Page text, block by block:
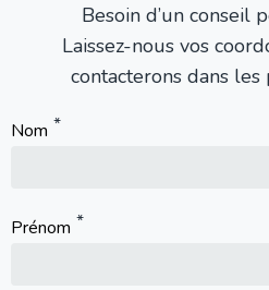
Besoin d’un conseil
Laissez-nous vos
contacterons dans
Nom
Prénom